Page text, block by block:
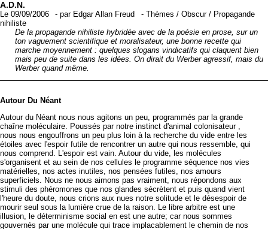
A.D.N.
Le 09/09/2006 -par Edgar Allan Freud - Thèmes / Obscur/ Propagande
nihiliste
De la propagande nihiliste hybridée avec de la poésie en prose, sur un
ton vaguement scientifique et moralisateur, une bonne recette qui
marche moyennement : quelques slogans vindicatifs qui claquent bien
mais peu de suite dans les idées. On dirait du Werber agressif, mais du
Werber quand même.
Autour Du Néant
Autour du Néant nous nous agitons un peu, programmés par la grande
chaîne moléculaire. Poussés par notre instinct d'animal colonisateur ,
nous nous engouffrons un peu plus loin à la recherche du vide entre les
étoiles avec l'espoir futile de rencontrer un autre qui nous ressemble, qui
nous comprend. L'espoir est vain. Autour du vide, les molécules
s'organisent et au sein de nos cellules le programme séquence nos vies
matérielles, nos actes inutiles, nos pensées futiles, nos amours
superficiels. Nous ne nous aimons pas vraiment, nous répondons aux
stimuli des phéromones que nos glandes sécrètent et puis quand vient
l'heure du doute, nous crions aux nues notre solitude et le désespoir de
mourir seul sous la lumière crue de la raison. Le libre arbitre est une
illusion, le déterminisme social en est une autre; car nous sommes
gouvernés par une molécule qui trace implacablement le chemin de nos